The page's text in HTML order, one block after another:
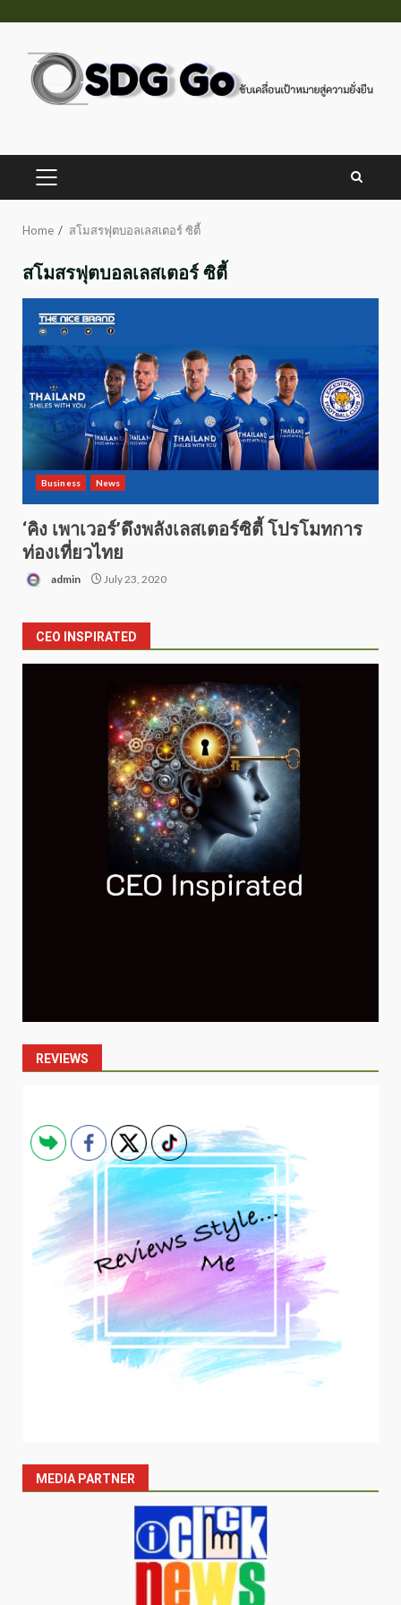
content
PRIMARY
Home สโมสรฟุตบอลเลสเตอร์ ซิตี้
สโมสรฟุตบอลเลสเตอร์ ซิตี้
Business News
‘คิง เพาเวอร์’ดึงพลังเลสเตอร์ซิตี้ โปรโมทการ
ท่องเที่ยวไทย
admin July 23, 2020
CEO INSPIRATED
REVIEWS
MEDIA PARTNER